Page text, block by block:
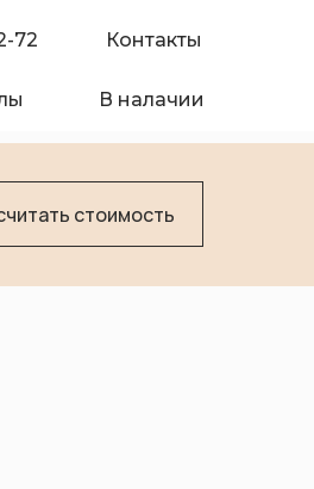
В налачии
Контакты
72
стоимость